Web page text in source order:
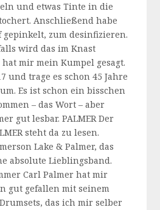
und etwas Tinte in die
Anschließend habe
zum desinfizieren.
wird das im Knast
hat mir mein Kumpel gesagt.
und trage es schon 45 Jahre
Es ist schon ein bisschen
– das Wort – aber
gut lesbar. PALMER Der
steht da zu lesen.
Lake & Palmer, das
absolute Lieblingsband.
Carl Palmer hat mir
gut gefallen mit seinem
das ich mir selber